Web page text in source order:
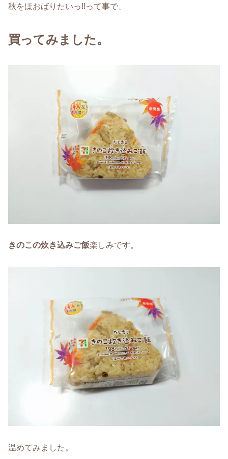
秋をほおばりたいっ!!って事で、
買ってみました。
きのこの炊き込みご飯楽しみです。
温めてみました。